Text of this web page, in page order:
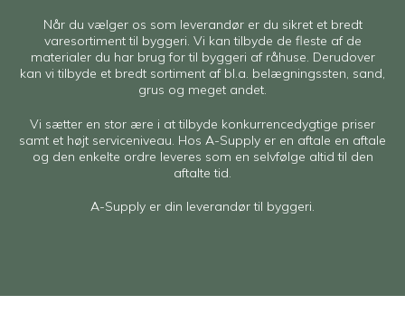
Når du vælger os som leverandør er du sikret et bredt
varesortiment til byggeri. Vi kan tilbyde de fleste af de
materialer du har brug for til byggeri af råhuse. Derudover
kan vi tilbyde et bredt sortiment af bl.a. belægningssten, sand,
grus og meget andet.
Vi sætter en stor ære i at tilbyde konkurrencedygtige priser
samt et højt serviceniveau. Hos A-Supply er en aftale en aftale
og den enkelte ordre leveres som en selvfølge altid til den
aftalte tid.
A-Supply er din leverandør til byggeri.